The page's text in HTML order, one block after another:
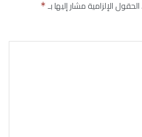
الحقول الإلزامية مشار إليها بـ*